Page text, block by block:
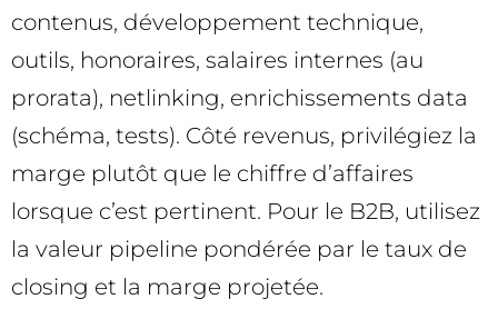
contenus, développement technique,
outils, honoraires, salaires internes (au
prorata), netlinking, enrichissements data
(schéma, tests). Côté revenus, privilégiez la
marge plutôt que le chiffre d’affaires
lorsque c’est pertinent. Pour le B2B, utilisez
la valeur pipeline pondérée par le taux de
closing et la marge projetée.